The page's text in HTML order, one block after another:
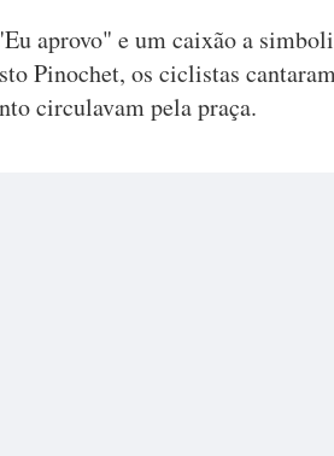
aprovo" e um caixão a
Pinochet, os ciclistas
circulavam pela praça.